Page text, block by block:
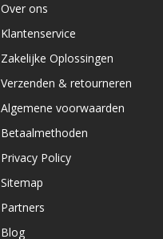
Over ons
Klantenservice
Zakelijke Oplossingen
Verzenden & retourneren
Algemene voorwaarden
Betaalmethoden
Privacy Policy
Sitemap
Partners
Blog